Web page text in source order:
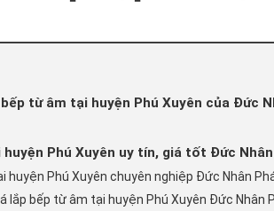
từ âm tại huyện Phú Xuyên của Đức
Phú Xuyên uy tín, giá tốt Đức
Phú Xuyên chuyên nghiệp Đức Nhân
lắp bếp từ âm tại huyện Phú Xuyên Đức Nhân